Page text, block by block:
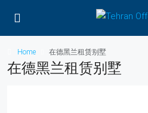
Home 在德黑兰租赁别墅
在德黑兰租赁别墅